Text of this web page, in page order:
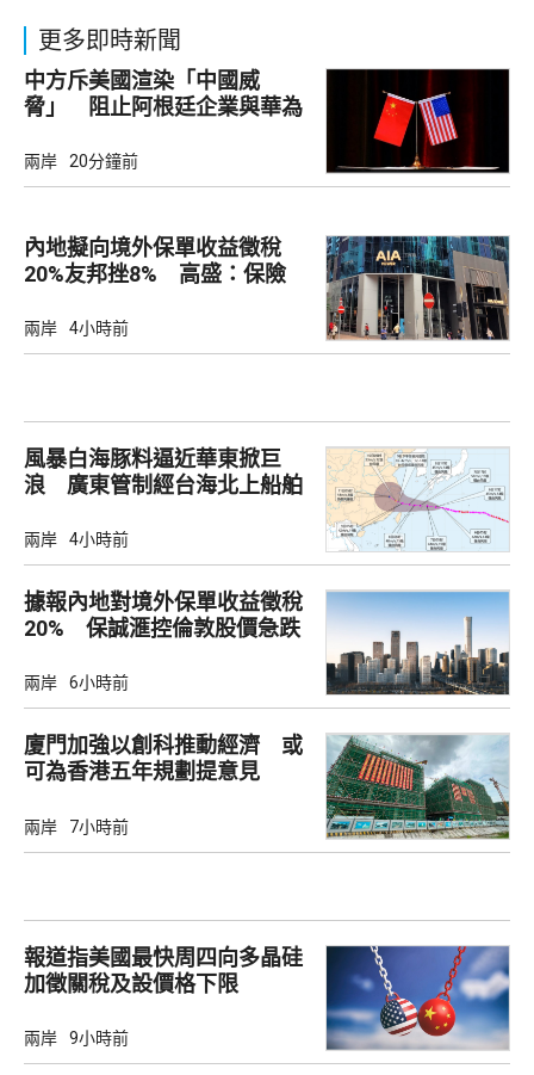
更多即時新聞
中方斥美國渲染「中國威
脅」 阻止阿根廷企業與華為
兩岸 20分鐘前
內地擬向境外保單收益徵稅
20%友邦挫8% 高盛：保險
兩岸 4小時前
風暴白海豚料逼近華東掀巨
浪 廣東管制經台海北上船舶
兩岸 4小時前
據報內地對境外保單收益徵稅
20% 保誠滙控倫敦股價急跌
兩岸 6小時前
廈門加強以創科推動經濟 或
可為香港五年規劃提意見
兩岸 7小時前
報道指美國最快周四向多晶硅
加徵關稅及設價格下限
兩岸 9小時前